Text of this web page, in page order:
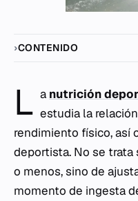
CONTENIDO
L a nutrición
estudia la
rendimiento físico, así
deportista. No se
o menos, sino de
momento de ingesta